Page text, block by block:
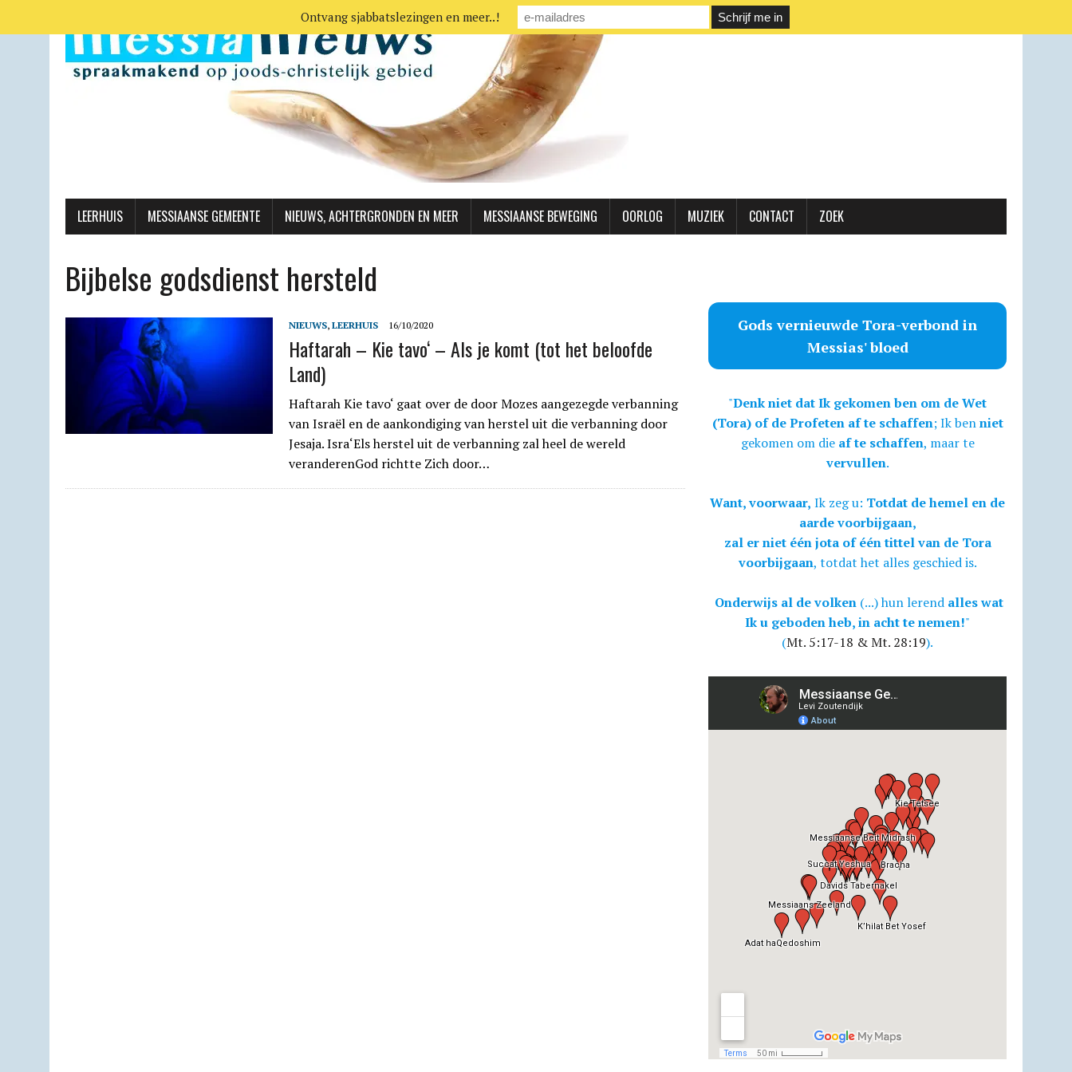
LEERHUIS MESSIAANSE GEMEENTE NIEUWS, ACHTERGRONDEN EN MEER MESSIAANSE BEWEGING OORLOG MUZIEK CONTACT ZOEK
Bijbelse godsdienst hersteld
NIEUWS, LEERHUIS 16/10/2020
Haftarah – Kie tavo‘ – Als je komt (tot het beloofde
Land)
Haftarah Kie tavo‘ gaat over de door Mozes aangezegde verbanning
van Israël en de aankondiging van herstel uit die verbanning door
Jesaja. Isra‘Els herstel uit de verbanning zal heel de wereld
veranderenGod richtte Zich door…
Gods vernieuwde Tora-verbond in
Messias' bloed
"Denk niet dat Ik gekomen ben om de Wet
(Tora) of de Profeten af te schaffen; Ik benniet
gekomen om die af te schaffen, maar te
vervullen.
Want, voorwaar, Ik zeg u: Totdat de hemel en de
aarde voorbijgaan,
zal er niet één jota of één tittel van de Tora
voorbijgaan, totdat het alles geschied is.
Onderwijs al de volken (...) hun lerend alles wat
Ik u geboden heb, in acht te nemen!"
(Mt. 5:17-18 & Mt. 28:19).
Ontvang sjabbatslezingen en meer..!